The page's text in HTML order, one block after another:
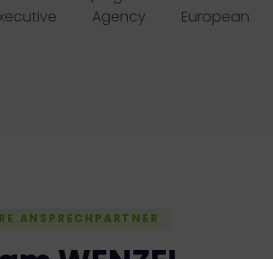
Agency European
ANSPRECHPARTNER